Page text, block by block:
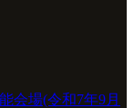
会場(令和7年9月